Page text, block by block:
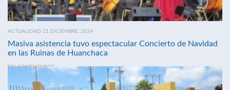
ACTUALIDAD 21 DICIEMBRE, 2024
Masiva asistencia tuvo espectacular Concierto de Navidad
en las Ruinas de Huanchaca
SIN COMENTARIOS